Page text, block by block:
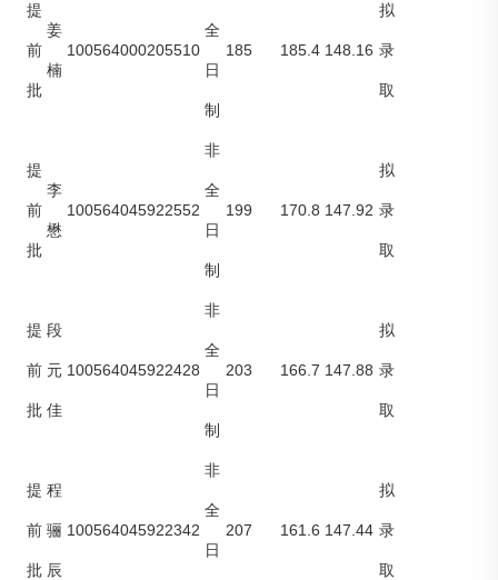
提
前
批
姜
楠
100564000205510
全
日
制
185 185.4 148.16
拟
录
取
提
前
批
李
懋
100564045922552
非
全
日
制
199 170.8 147.92
拟
录
取
提
前
批
段
元
佳
100564045922428
非
全
日
制
203 166.7 147.88
拟
录
取
提
前
批
程
骊
辰
100564045922342
非
全
日
207 161.6 147.44
拟
录
取